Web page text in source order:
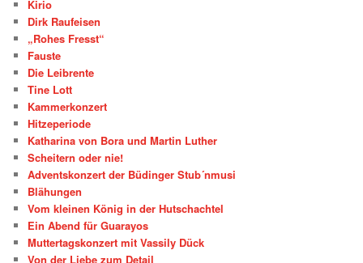
Kirio
Dirk Raufeisen
„Rohes Fresst“
Fauste
Die Leibrente
Tine Lott
Kammerkonzert
Hitzeperiode
Katharina von Bora und Martin Luther
Scheitern oder nie!
Adventskonzert der Büdinger Stub´nmusi
Blähungen
Vom kleinen König in der Hutschachtel
Ein Abend für Guarayos
Muttertagskonzert mit Vassily Dück
Von der Liebe zum Detail